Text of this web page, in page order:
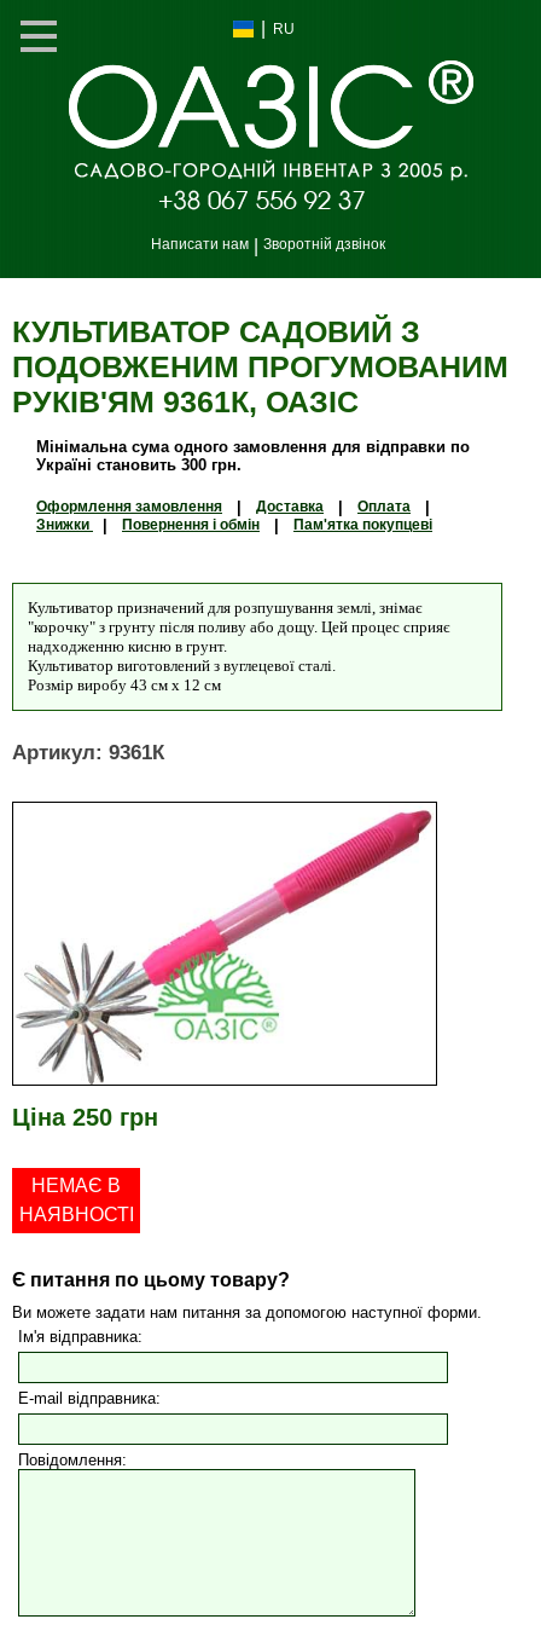
RU
Написати нам Зворотній дзвінок
КУЛЬТИВАТОР САДОВИЙ З
ПОДОВЖЕНИМ ПРОГУМОВАНИМ
РУКІВ'ЯМ 9361К, ОАЗIС
Мінімальна сума одного замовлення для відправки по
Україні становить 300 грн.
Оформлення замовлення Доставка Оплата
Знижки Повернення і обмін Пам'ятка покупцеві
Культиватор призначений для розпушування землі, знімає
"корочку" з грунту після поливу або дощу. Цей процес сприяє
надходженню кисню в грунт.
Культиватор виготовлений з вуглецевої сталі.
Розмір виробу 43 см х 12 см
Артикул: 9361К
Ціна 250 грн
НЕМАЄ В
НАЯВНОСТІ
Є питання по цьому товару?
Ви можете задати нам питання за допомогою наступної форми.
Ім'я відправника:
E-mail відправника:
Повідомлення: